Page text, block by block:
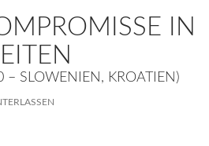
IN
– SLOWENIEN, KROATIEN)